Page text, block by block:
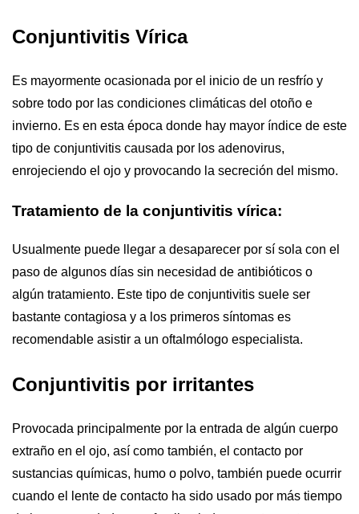
Conjuntivitis Vírica
Es mayormente ocasionada por el inicio de un resfrío y
sobre todo por las condiciones climáticas del otoño e
invierno. Es en esta época donde hay mayor índice de este
tipo de conjuntivitis causada por los adenovirus,
enrojeciendo el ojo y provocando la secreción del mismo.
Tratamiento de la conjuntivitis vírica:
Usualmente puede llegar a desaparecer por sí sola con el
paso de algunos días sin necesidad de antibióticos o
algún tratamiento. Este tipo de conjuntivitis suele ser
bastante contagiosa y a los primeros síntomas es
recomendable asistir a un oftalmólogo especialista.
Conjuntivitis por irritantes
Provocada principalmente por la entrada de algún cuerpo
extraño en el ojo, así como también, el contacto por
sustancias químicas, humo o polvo, también puede ocurrir
cuando el lente de contacto ha sido usado por más tiempo